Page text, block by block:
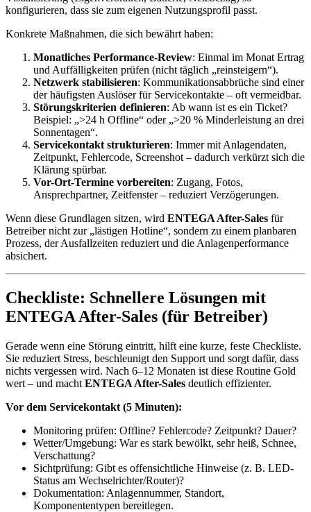
konfigurieren, dass sie zum eigenen Nutzungsprofil passt.
Konkrete Maßnahmen, die sich bewährt haben:
Monatliches Performance-Review: Einmal im Monat Ertrag
und Auffälligkeiten prüfen (nicht täglich „reinsteigern“).
Netzwerk stabilisieren: Kommunikationsabbrüche sind einer
der häufigsten Auslöser für Servicekontakte – oft vermeidbar.
Störungskriterien definieren: Ab wann ist es ein Ticket?
Beispiel: „>24 h Offline“ oder „>20 % Minderleistung an drei
Sonnentagen“.
Servicekontakt strukturieren: Immer mit Anlagendaten,
Zeitpunkt, Fehlercode, Screenshot – dadurch verkürzt sich die
Klärung spürbar.
Vor-Ort-Termine vorbereiten: Zugang, Fotos,
Ansprechpartner, Zeitfenster – reduziert Verzögerungen.
Wenn diese Grundlagen sitzen, wird ENTEGA After-Sales für
Betreiber nicht zur „lästigen Hotline“, sondern zu einem planbaren
Prozess, der Ausfallzeiten reduziert und die Anlagenperformance
absichert.
Checkliste: Schnellere Lösungen mit
ENTEGA After-Sales (für Betreiber)
Gerade wenn eine Störung eintritt, hilft eine kurze, feste Checkliste.
Sie reduziert Stress, beschleunigt den Support und sorgt dafür, dass
nichts vergessen wird. Nach 6–12 Monaten ist diese Routine Gold
wert – und macht ENTEGA After-Sales deutlich effizienter.
Vor dem Servicekontakt (5 Minuten):
Monitoring prüfen: Offline? Fehlercode? Zeitpunkt? Dauer?
Wetter/Umgebung: War es stark bewölkt, sehr heiß, Schnee,
Verschattung?
Sichtprüfung: Gibt es offensichtliche Hinweise (z. B. LED-
Status am Wechselrichter/Router)?
Dokumentation: Anlagennummer, Standort,
Komponententypen bereitlegen.